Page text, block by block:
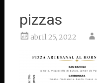
pizzas
abril 25, 2022